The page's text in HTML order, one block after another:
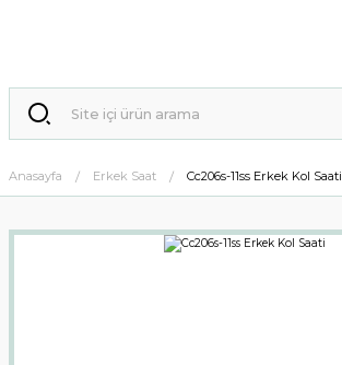
Anasayfa Erkek Saat Cc206s-11ss Erkek Kol Saati